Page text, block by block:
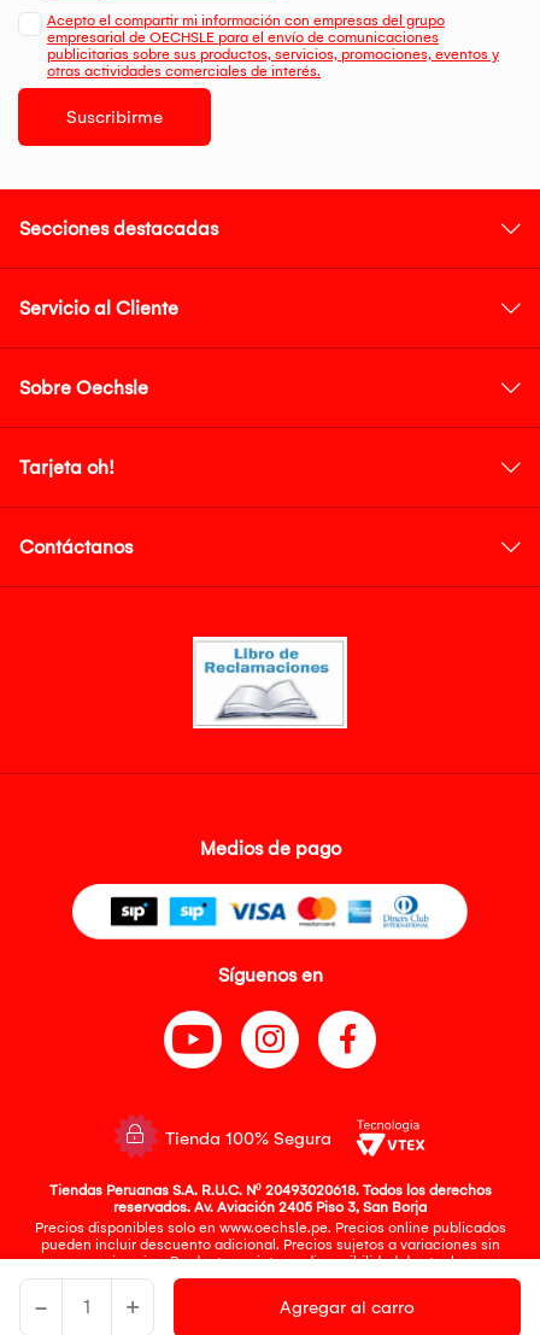
- + Agregar al carro
Acepto el compartir mi información con empresas del grupo
empresarial de OECHSLE para el envío de comunicaciones
publicitarias sobre sus productos, servicios, promociones, eventos y
otras actividades comerciales de interés.
Suscribirme
Secciones destacadas
Servicio al Cliente
Sobre Oechsle
Tarjeta oh!
Contáctanos
Medios de pago
Síguenos en
Tienda 100% Segura
Tiendas Peruanas S.A. R.U.C. Nº 20493020618. Todos los derechos
reservados. Av. Aviación 2405 Piso 3, San Borja
Precios disponibles solo en www.oechsle.pe. Precios online publicados
pueden incluir descuento adicional. Precios sujetos a variaciones sin
previo aviso. Productos sujetos a disponibilidad de stock
El Oficial de Protección de Datos Personales de Tiendas Peruanas S.A.
Zegarra identificado con D.N.I. N° 45218133, cuyo correo corporativo de
contacto es